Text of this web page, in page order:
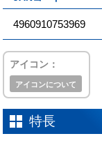
4960910753969
アイコン：
アイコンについて
特長